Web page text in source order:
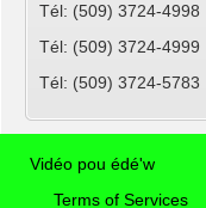
Tél: (509) 3724-4998
Tél: (509) 3724-4999
Tél: (509) 3724-5783
Vidéo pou édé'w
Terms of Services